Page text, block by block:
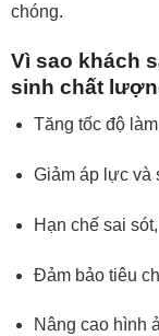
chóng.
Vì sao khách
sinh chất
Tăng tốc độ
Giảm áp lực và
Hạn chế sai
Đảm bảo tiêu
Nâng cao hình